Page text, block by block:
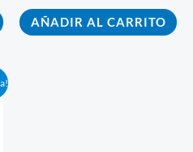
AÑADIR AL CARRITO